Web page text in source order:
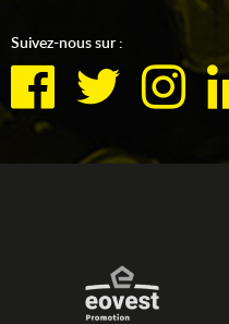
Suivez-nous sur :